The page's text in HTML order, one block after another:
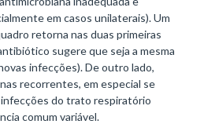
em casos unilaterais). Um
retorna nas duas primeiras
sugere que seja a mesma
infecções). De outro lado,
recorrentes, em especial se
do trato respiratório
comum variável.